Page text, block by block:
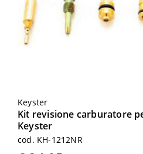
Keyster
Kit revisione carburatore
Keyster
cod. KH-1212NR